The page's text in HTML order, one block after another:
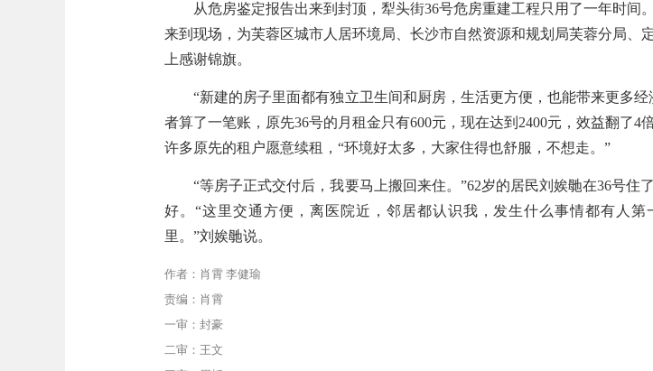
从危房鉴定报告出来到封顶，犁头街36号危房重建工程只用了一年时间
来到现场，为芙蓉区城市人居环境局、长沙市自然资源和规划局芙蓉分局、
上感谢锦旗。
“新建的房子里面都有独立卫生间和厨房，生活更方便，也能带来更多
者算了一笔账，原先36号的月租金只有600元，现在达到 2400元，效益翻了4
许多原先的租户愿意续租，“环境好太多，大家住得也舒服，不想走。”
“等房子正式交付后，我要马上搬回来住。”62岁的居民刘娭毑在36号住了
好。“这里交通方便，离医院近，邻居都认识我，发生什么事情都有人第
里。”刘娭毑说。
作者：肖霄 李健瑜
责编：肖霄
一审：封豪
二审：王文